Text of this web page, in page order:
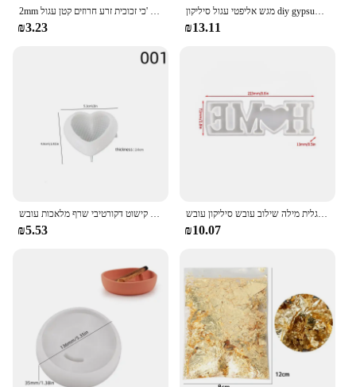
2mm קסם זכוכית חרוזים צ 'כי זכוכית זרע חרוזים קטן עגול Loose חרוז לdiy תכשיטי ביצוע עגילי צמיד
₪3.23
מגש אליפטי עגול סיליקון diy gypsum אחסון תכשיטים צלחת שולחן עבודה קישוט שולחן עבודה קישוט קישוט שרף אפוקסי שרף אפוקסי
₪13.11
רשת כפור ארוגים בצורת לב נארוגים בצורת לב נר ארומתרפיה פנר קישוט דקורטיבי שרף מלאכות עובש
₪5.53
מכתב אהבה סיליקון עובש קישוט משפחה בית אנגלית מילה שילוב עובש סיליקון עובש
₪10.07